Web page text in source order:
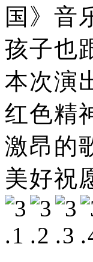
国》音
孩子也
本次演
红色精
激昂的
美好祝